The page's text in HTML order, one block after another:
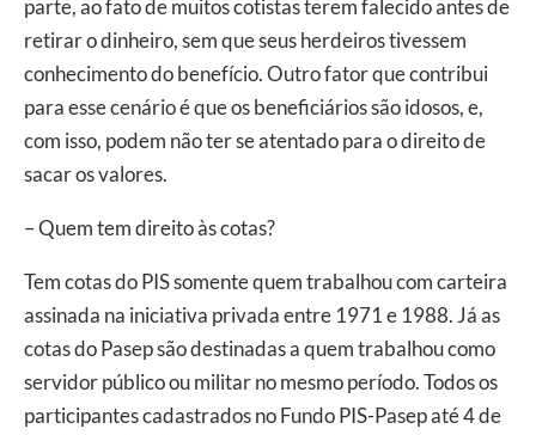
parte, ao fato de muitos cotistas terem falecido antes de
retirar o dinheiro, sem que seus herdeiros tivessem
conhecimento do benefício. Outro fator que contribui
para esse cenário é que os beneficiários são idosos, e,
com isso, podem não ter se atentado para o direito de
sacar os valores.
– Quem tem direito às cotas?
Tem cotas do PIS somente quem trabalhou com carteira
assinada na iniciativa privada entre 1971 e 1988. Já as
cotas do Pasep são destinadas a quem trabalhou como
servidor público ou militar no mesmo período. Todos os
participantes cadastrados no Fundo PIS-Pasep até 4 de